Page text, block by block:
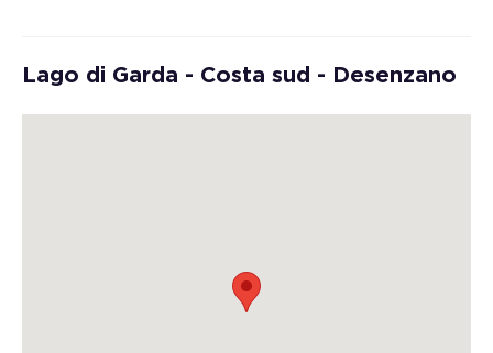
Lago di Garda - Costa sud - Desenzano